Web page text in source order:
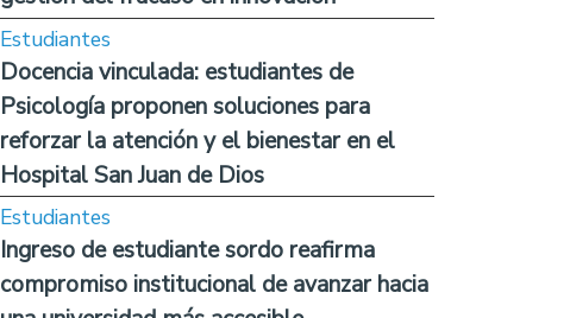
Estudiantes
Docencia vinculada: estudiantes de
Psicología proponen soluciones para
reforzar la atención y el bienestar en el
Hospital San Juan de Dios
Estudiantes
Ingreso de estudiante sordo reafirma
compromiso institucional de avanzar hacia